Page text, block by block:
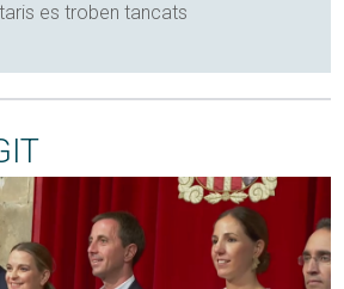
es troben tancats